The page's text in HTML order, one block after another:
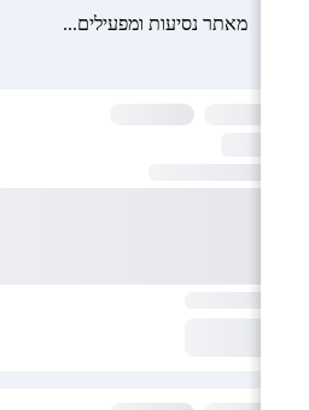
מאתר נסיעות ומפעילים...